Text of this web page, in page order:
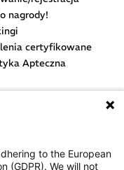
nagrody!
certyfikowane
Apteczna
to the European
(GDPR). We will not